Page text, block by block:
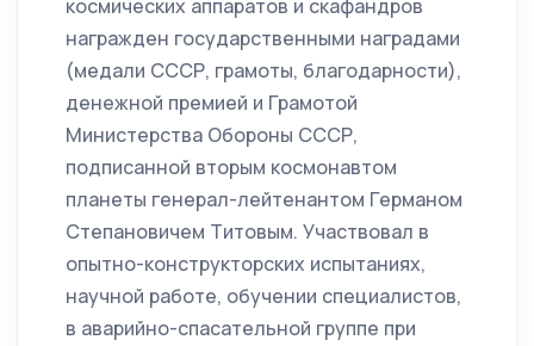
космических аппаратов и скафандров
награжден государственными наградами
(медали СССР, грамоты, благодарности),
денежной премией и Грамотой
Министерства Обороны СССР,
подписанной вторым космонавтом
планеты генерал-лейтенантом Германом
Степановичем Титовым. Участвовал в
опытно-конструкторских испытаниях,
научной работе, обучении специалистов,
в аварийно-спасательной группе при